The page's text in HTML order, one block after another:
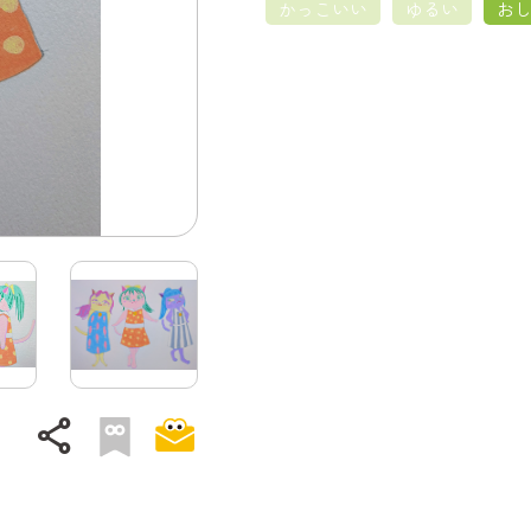
share
かっこいい
ゆるい お